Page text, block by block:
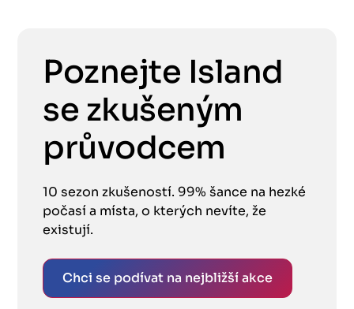
Poznejte Island
se zkušeným
průvodcem
10 sezon zkušeností. 99% šance na hezké
počasí a místa, o kterých nevíte, že
existují.
Chci se podívat na nejbližší akce